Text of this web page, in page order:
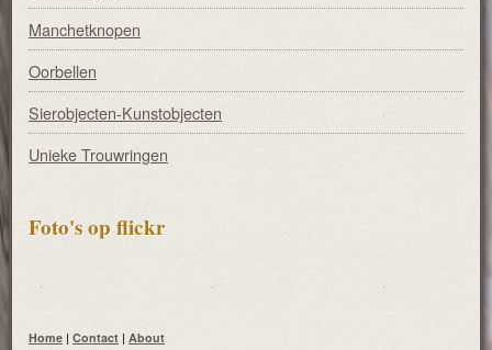
Manchetknopen
Oorbellen
Sierobjecten-Kunstobjecten
Unieke Trouwringen
Foto's op flickr
Home | Contact | About